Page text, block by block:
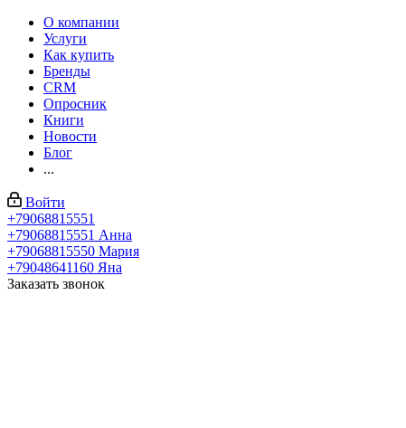
О компании
Услуги
Как купить
Бренды
CRM
Опросник
Книги
Новости
Блог
...
Войти
+79068815551
+79068815551 Анна
+79068815550 Мария
+79048641160 Яна
Заказать звонок